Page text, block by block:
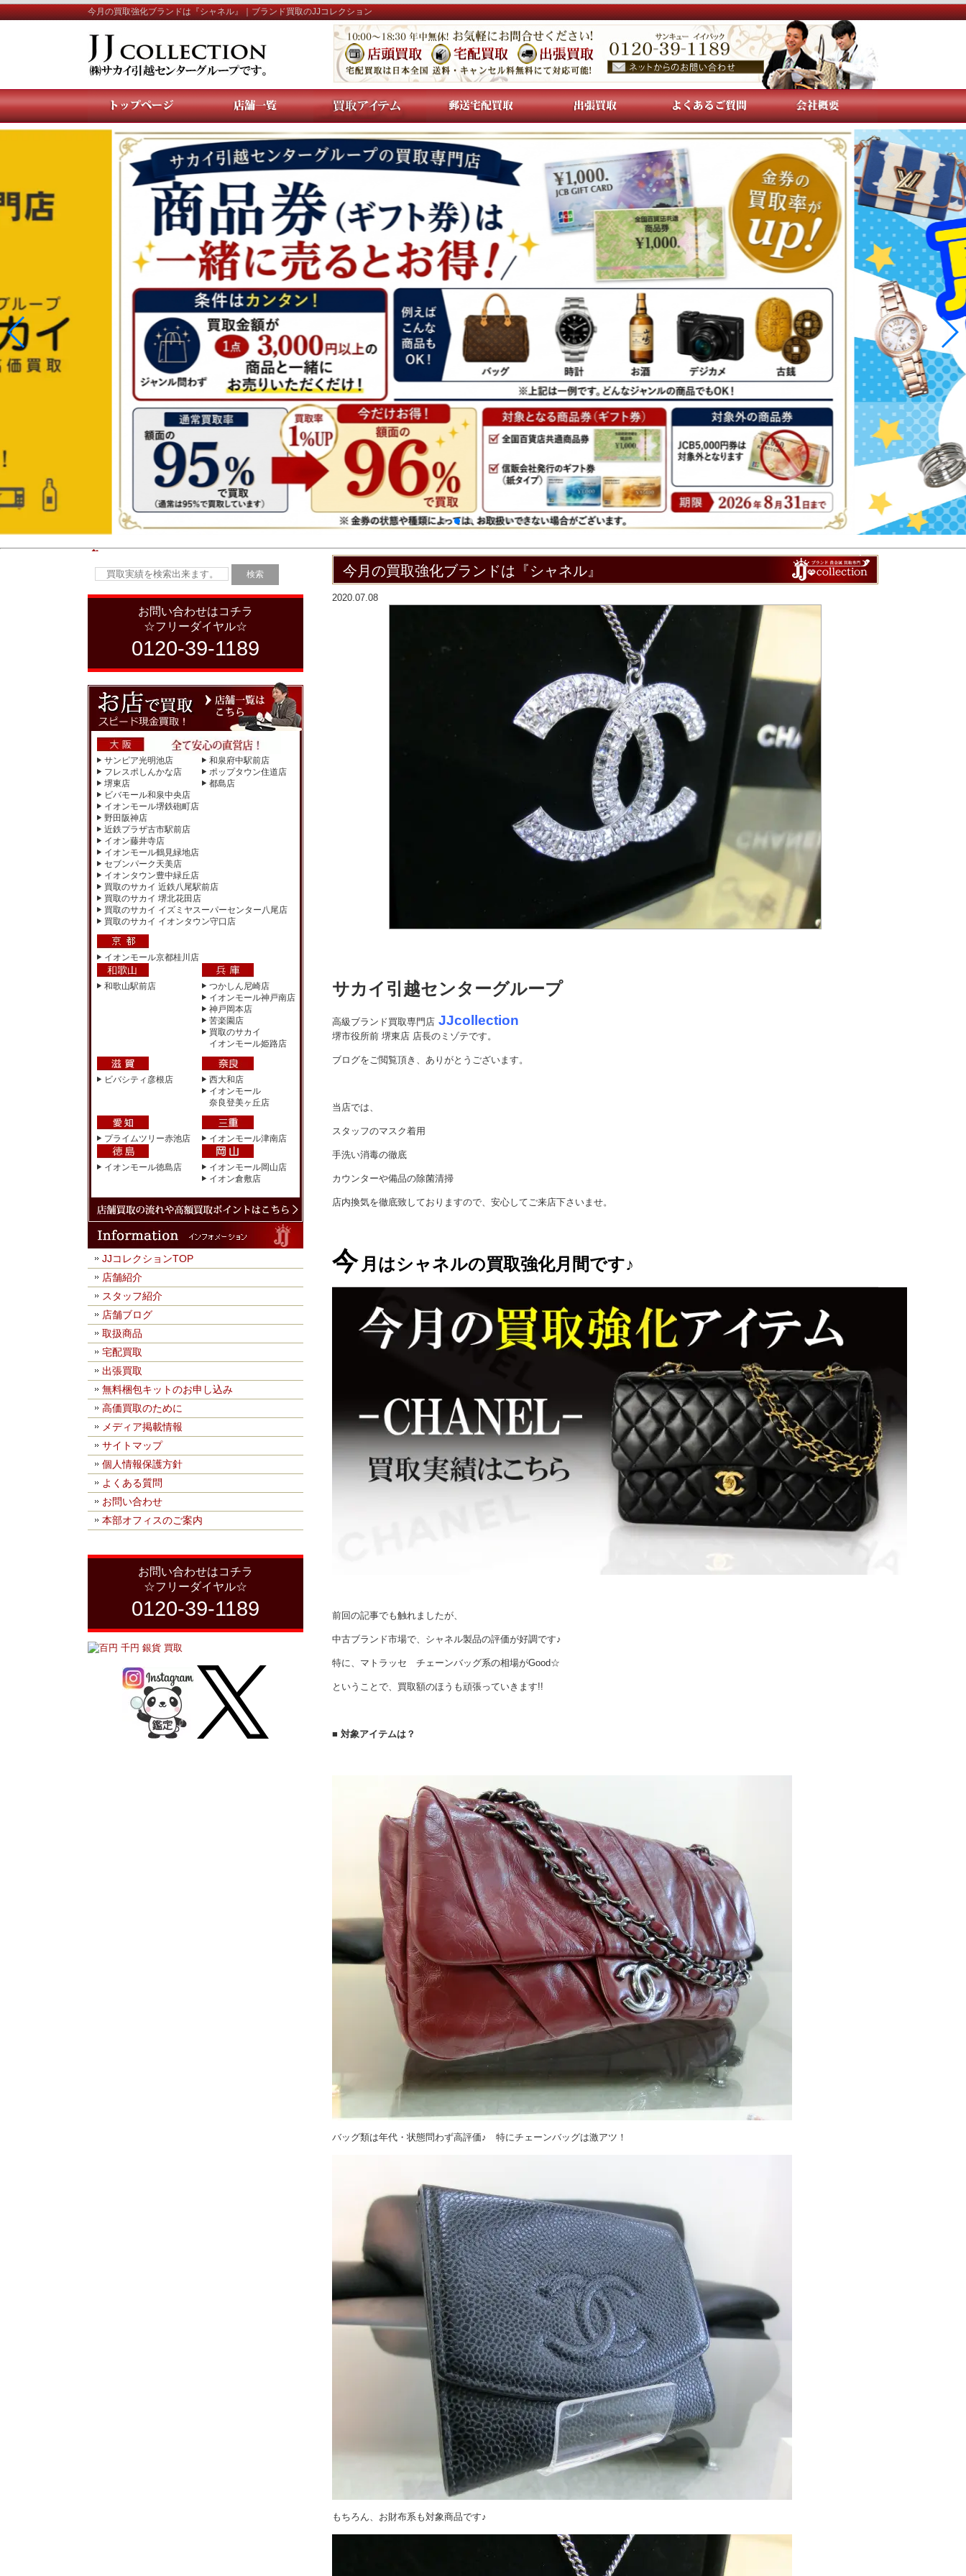
今月の買取強化ブランドは『シャネル』｜ブランド買取のJJコレクション
お問い合わせはコチラ
☆フリーダイヤル☆
0120-39-1189
サンピア光明池店
フレスポしんかな店
堺東店
和泉府中駅前店
ポップタウン住道店
都島店
ビバモール和泉中央店
イオンモール堺鉄砲町店
野田阪神店
近鉄プラザ古市駅前店
イオン藤井寺店
イオンモール鶴見緑地店
セブンパーク天美店
イオンタウン豊中緑丘店
買取のサカイ 近鉄八尾駅前店
買取のサカイ 堺北花田店
買取のサカイ イズミヤスーパーセンター八尾店
買取のサカイ イオンタウン守口店
イオンモール京都桂川店
和歌山駅前店
つかしん尼崎店
イオンモール神戸南店
神戸岡本店
苦楽園店
買取のサカイ
イオンモール姫路店
ビバシティ彦根店
西大和店
イオンモール
奈良登美ヶ丘店
プライムツリー赤池店 イオンモール津南店
イオンモール徳島店
イオンモール岡山店
イオン倉敷店
JJコレクションTOP
店舗紹介
スタッフ紹介
店舗ブログ
取扱商品
宅配買取
出張買取
無料梱包キットのお申し込み
高価買取のために
メディア掲載情報
サイトマップ
個人情報保護方針
よくある質問
お問い合わせ
本部オフィスのご案内
お問い合わせはコチラ
☆フリーダイヤル☆
0120-39-1189
今月の買取強化ブランドは『シャネル』
2020.07.08
サカイ引越センターグループ
高級ブランド買取専門店 JJcollection
堺市役所前 堺東店 店長のミゾテです。
ブログをご閲覧頂き、ありがとうございます。
当店では、
スタッフのマスク着用
手洗い消毒の徹底
カウンターや備品の除菌清掃
店内換気を徹底致しておりますので、安心してご来店下さいませ。
今 月はシャネルの買取強化月間です♪
前回の記事でも触れましたが、
中古ブランド市場で、シャネル製品の評価が好調です♪
特に、マトラッセ チェーンバッグ系の相場がGood☆
ということで、買取額のほうも頑張っていきます!!
■ 対象アイテムは？
バッグ類は年代・状態問わず高評価♪ 特にチェーンバッグは激アツ！
もちろん、お財布系も対象商品です♪